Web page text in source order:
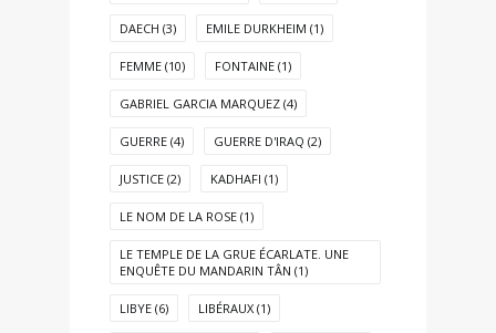
DAECH (3) EMILE DURKHEIM (1)
FEMME (10) FONTAINE (1)
GABRIEL GARCIA MARQUEZ (4)
GUERRE (4) GUERRE D'IRAQ (2)
JUSTICE (2) KADHAFI (1)
LE NOM DE LA ROSE (1)
LE TEMPLE DE LA GRUE ÉCARLATE. UNE
ENQUÊTE DU MANDARIN TÂN (1)
LIBYE (6) LIBÉRAUX (1)